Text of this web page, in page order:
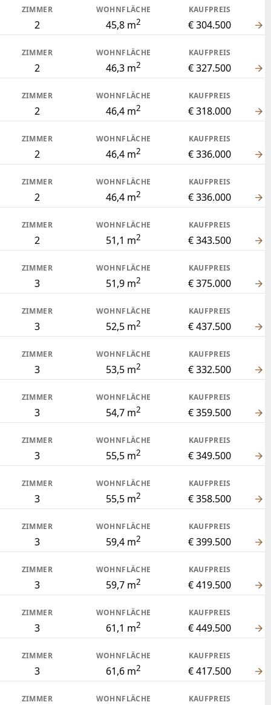
ZIMMER
2
WOHNFLÄCHE
45,8 m2
KAUFPREIS
€ 304.500
ZIMMER
2
WOHNFLÄCHE
46,3 m2
KAUFPREIS
€ 327.500
ZIMMER
2
WOHNFLÄCHE
46,4 m2
KAUFPREIS
€ 318.000
ZIMMER
2
WOHNFLÄCHE
46,4 m2
KAUFPREIS
€ 336.000
ZIMMER
2
WOHNFLÄCHE
46,4 m2
KAUFPREIS
€ 336.000
ZIMMER
2
WOHNFLÄCHE
51,1 m2
KAUFPREIS
€ 343.500
ZIMMER
3
WOHNFLÄCHE
51,9 m2
KAUFPREIS
€ 375.000
ZIMMER
3
WOHNFLÄCHE
52,5 m2
KAUFPREIS
€ 437.500
ZIMMER
3
WOHNFLÄCHE
53,5 m2
KAUFPREIS
€ 332.500
ZIMMER
3
WOHNFLÄCHE
54,7 m2
KAUFPREIS
€ 359.500
ZIMMER
3
WOHNFLÄCHE
55,5 m2
KAUFPREIS
€ 349.500
ZIMMER
3
WOHNFLÄCHE
55,5 m2
KAUFPREIS
€ 358.500
ZIMMER
3
WOHNFLÄCHE
59,4 m2
KAUFPREIS
€ 399.500
ZIMMER
3
WOHNFLÄCHE
59,7 m2
KAUFPREIS
€ 419.500
ZIMMER
3
WOHNFLÄCHE
61,1 m2
KAUFPREIS
€ 449.500
ZIMMER
3
WOHNFLÄCHE
61,6 m2
KAUFPREIS
€ 417.500
ZIMMER WOHNFLÄCHE KAUFPREIS